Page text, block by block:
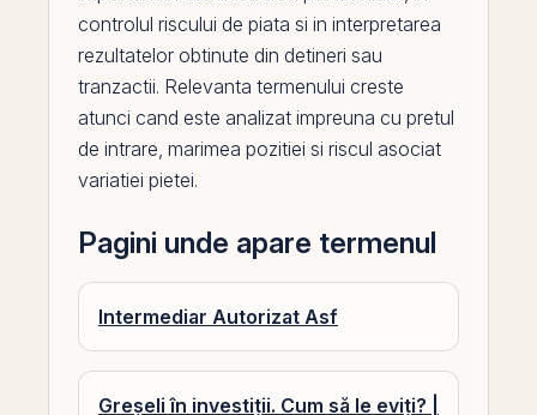
controlul riscului de piata si in interpretarea
rezultatelor obtinute din detineri sau
tranzactii. Relevanta termenului creste
atunci cand este analizat impreuna cu pretul
de intrare, marimea pozitiei si riscul asociat
variatiei pietei.
Pagini unde apare termenul
Intermediar Autorizat Asf
Greșeli în investiții. Cum să le eviți? |